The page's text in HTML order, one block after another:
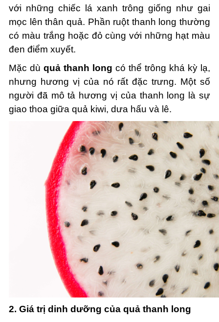
với những chiếc lá xanh trông giống như gai
mọc lên thân quả. Phần ruột thanh long thường
có màu trắng hoặc đỏ cùng với những hạt màu
đen điểm xuyết.
Mặc dù quả thanh long có thể trông khá kỳ lạ,
nhưng hương vị của nó rất đặc trưng. Một số
người đã mô tả hương vị của thanh long là sự
giao thoa giữa quả kiwi, dưa hấu và lê.
2. Giá trị dinh dưỡng của quả thanh long